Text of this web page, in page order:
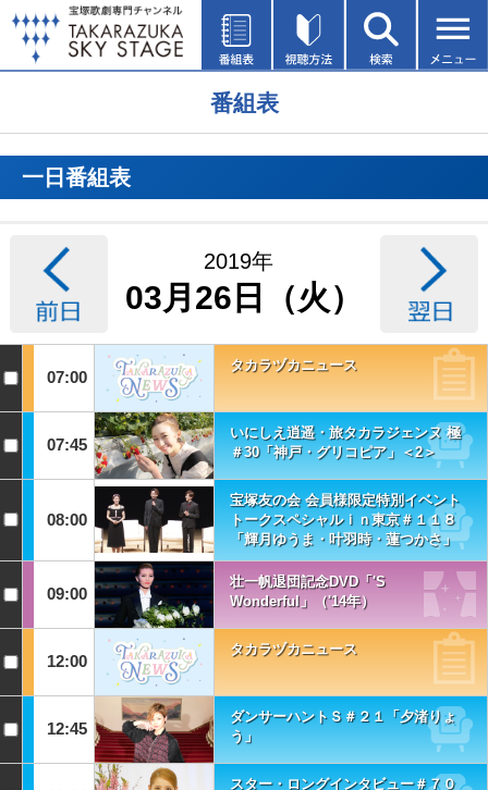
番組表
一日番組表
2019年
03月26日（火）
07:00
タカラヅカニュース
07:45
いにしえ逍遥・旅タカラジェンヌ 極
＃30「神戸・グリコピア」＜2＞
08:00
宝塚友の会 会員様限定特別イベント
トークスペシャルｉｎ東京＃１１８
「輝月ゆうま・叶羽時・蓮つかさ」
09:00
壮一帆退団記念DVD「'S
Wonderful」（'14年）
12:00
タカラヅカニュース
12:45
ダンサーハントＳ＃２１「夕渚りょ
う」
スター・ロングインタビュー＃７０